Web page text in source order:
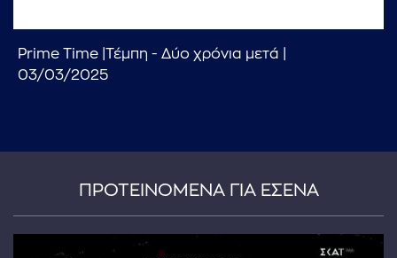
...πληκτρολογήστε κείμενο προς αναζήτηση
Prime Time |Τέμπη - Δύο χρόνια μετά |
03/03/2025
ΠΡΟΤΕΙΝΟΜΕΝΑ ΓΙΑ ΕΣΕΝΑ